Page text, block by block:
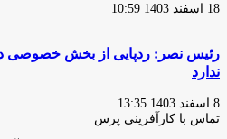
18 اسفند 1403 10:59
رئیس نصر: ردپایی از بخش
ندارد
8 اسفند 1403 13:35
تماس با کارآفرینی پرس